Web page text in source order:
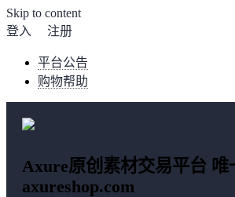
Skip to content
登入
注册
平台公告
购物帮助
Axure原创素材交易平台 唯
axureshop.com